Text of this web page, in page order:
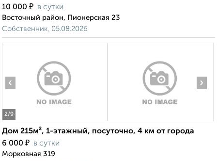
10 000 ₽ в сутки
Восточный район, Пионерская 23
Собственник, 05.08.2026
2/9
‹ ›
Дом 215м², 1-этажный, посуточно, 4 км от города
6 000 ₽ в сутки
Морковная 319